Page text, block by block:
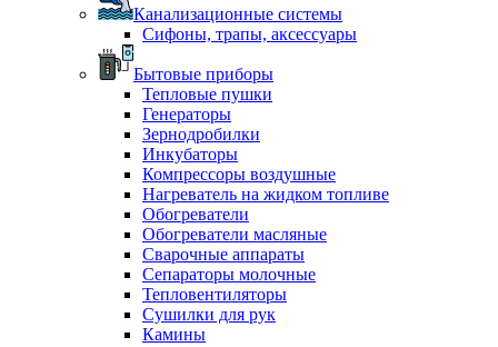
Канализационные системы
Сифоны, трапы, аксессуары
Бытовые приборы
Тепловые пушки
Генераторы
Зернодробилки
Инкубаторы
Компрессоры воздушные
Нагреватель на жидком топливе
Обогреватели
Обогреватели масляные
Сварочные аппараты
Сепараторы молочные
Тепловентиляторы
Сушилки для рук
Камины